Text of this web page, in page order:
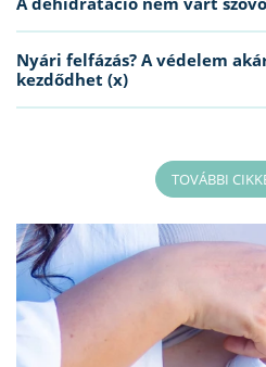
Nyári felfázás? A védelem
kezdődhet (x)
TOVÁBBI